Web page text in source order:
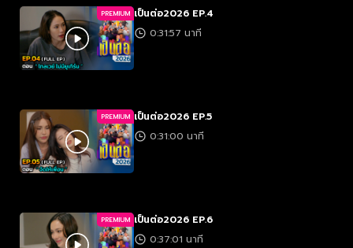
PREMIUM เป็นต่อ2026 EP.4
0:31:57 นาที
PREMIUM เป็นต่อ2026 EP.5
0:31:00 นาที
PREMIUM เป็นต่อ2026 EP.6
0:37:01 นาที